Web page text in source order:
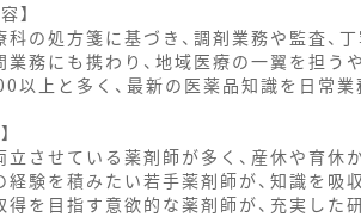
】
の処方箋に基づき、調剤業務や監査、
務にも携わり、地域医療の一翼を担う
上と多く、最新の医薬品知識を日常業
させている薬剤師が多く、産休や育休
験を積みたい若手薬剤師が、知識を吸
を目指す意欲的な薬剤師が、充実した